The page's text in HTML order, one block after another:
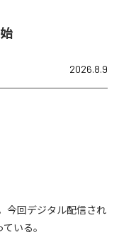
2026.8.9
今回デジタル配信され
いる。